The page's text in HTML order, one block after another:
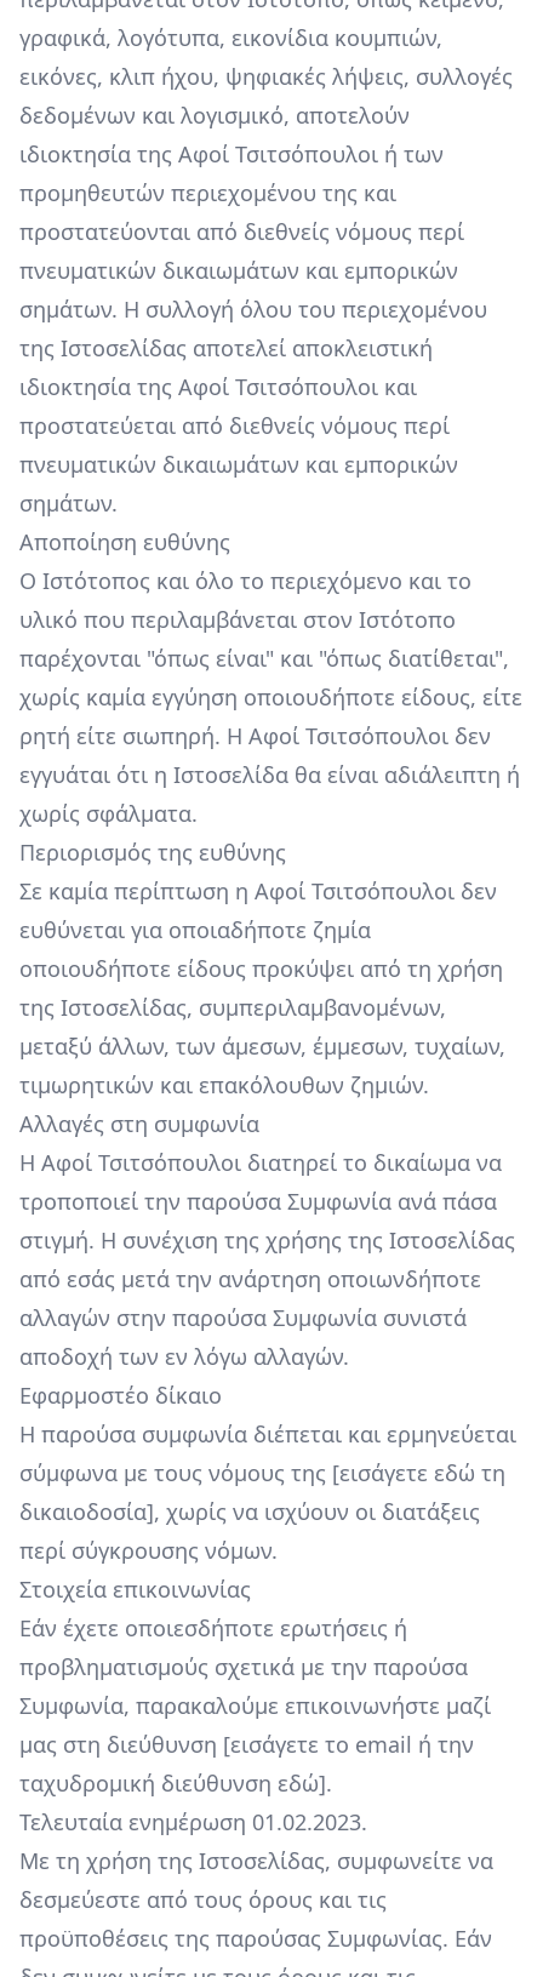
γραφικά, λογότυπα, εικονίδια κουμπιών,
εικόνες, κλιπ ήχου, ψηφιακές λήψεις, συλλογές
δεδομένων και λογισμικό, αποτελούν
ιδιοκτησία της Αφοί Τσιτσόπουλοι ή των
προμηθευτών περιεχομένου της και
προστατεύονται από διεθνείς νόμους περί
πνευματικών δικαιωμάτων και εμπορικών
σημάτων. Η συλλογή όλου του περιεχομένου
της Ιστοσελίδας αποτελεί αποκλειστική
ιδιοκτησία της Αφοί Τσιτσόπουλοι και
προστατεύεται από διεθνείς νόμους περί
πνευματικών δικαιωμάτων και εμπορικών
σημάτων.
Αποποίηση ευθύνης
Ο Ιστότοπος και όλο το περιεχόμενο και το
υλικό που περιλαμβάνεται στον Ιστότοπο
παρέχονται "όπως είναι" και "όπως διατίθεται",
χωρίς καμία εγγύηση οποιουδήποτε είδους, είτε
ρητή είτε σιωπηρή. Η Αφοί Τσιτσόπουλοι δεν
εγγυάται ότι η Ιστοσελίδα θα είναι αδιάλειπτη ή
χωρίς σφάλματα.
Περιορισμός της ευθύνης
Σε καμία περίπτωση η Αφοί Τσιτσόπουλοι δεν
ευθύνεται για οποιαδήποτε ζημία
οποιουδήποτε είδους προκύψει από τη χρήση
της Ιστοσελίδας, συμπεριλαμβανομένων,
μεταξύ άλλων, των άμεσων, έμμεσων, τυχαίων,
τιμωρητικών και επακόλουθων ζημιών.
Αλλαγές στη συμφωνία
Η Αφοί Τσιτσόπουλοι διατηρεί το δικαίωμα να
τροποποιεί την παρούσα Συμφωνία ανά πάσα
στιγμή. Η συνέχιση της χρήσης της Ιστοσελίδας
από εσάς μετά την ανάρτηση οποιωνδήποτε
αλλαγών στην παρούσα Συμφωνία συνιστά
αποδοχή των εν λόγω αλλαγών.
Εφαρμοστέο δίκαιο
Η παρούσα συμφωνία διέπεται και ερμηνεύεται
σύμφωνα με τους νόμους της [εισάγετε εδώ τη
δικαιοδοσία], χωρίς να ισχύουν οι διατάξεις
περί σύγκρουσης νόμων.
Στοιχεία επικοινωνίας
Εάν έχετε οποιεσδήποτε ερωτήσεις ή
προβληματισμούς σχετικά με την παρούσα
Συμφωνία, παρακαλούμε επικοινωνήστε μαζί
μας στη διεύθυνση [εισάγετε το email ή την
ταχυδρομική διεύθυνση εδώ].
Τελευταία ενημέρωση 01.02.2023.
Με τη χρήση της Ιστοσελίδας, συμφωνείτε να
δεσμεύεστε από τους όρους και τις
προϋποθέσεις της παρούσας Συμφωνίας. Εάν